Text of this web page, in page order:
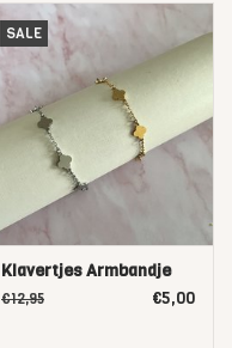
SALE
Klavertjes Armbandje
€12,95 €5,00